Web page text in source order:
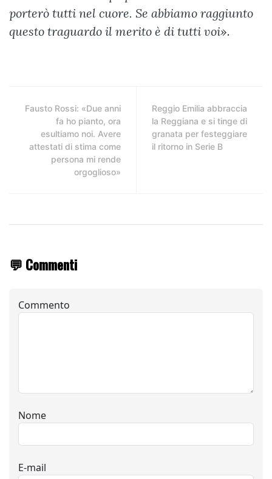
porterò tutti nel cuore. Se abbiamo raggiunto
questo traguardo il merito è di tutti voi».
Fausto Rossi: «Due anni
fa ho pianto, ora
esultiamo noi. Avere
attestati di stima come
persona mi rende
orgoglioso»
Reggio Emilia abbraccia
la Reggiana e si tinge di
granata per festeggiare
il ritorno in Serie B
💬 Commenti